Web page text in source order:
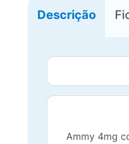
Descrição
Ammy 4mg